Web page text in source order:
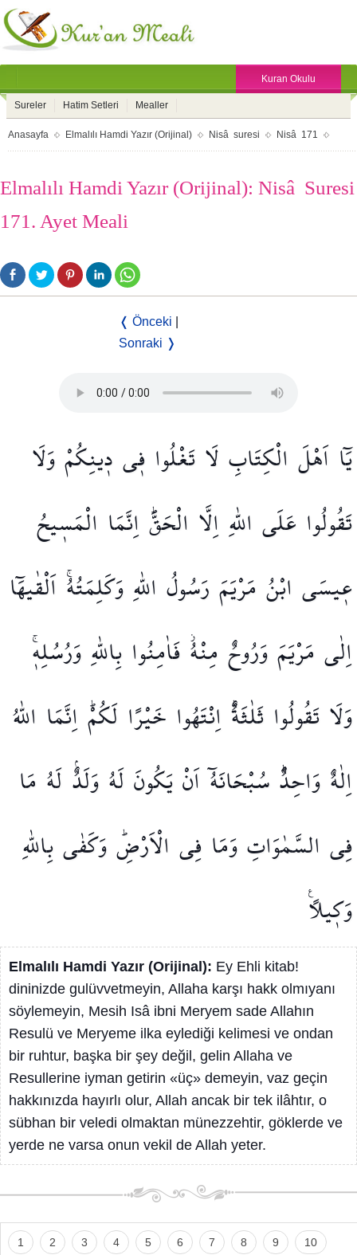
Kuran Okulu
Sureler Hatim Setleri Mealler
Anasayfa Elmalılı Hamdi Yazır (Orijinal) Nisâ suresi Nisâ 171
Elmalılı Hamdi Yazır (Orijinal): Nisâ Suresi
171. Ayet Meali
❬ Önceki
Sonraki ❭
يَٓا اَهْلَ الْكِتَابِ لَا تَغْلُوا ف۪ي د۪ينِكُمْوَلَا
تَقُولُوا عَلَى اللّٰهِاِلَّا الْحَقَّۜاِنَّمَا الْمَس۪يحُ
ع۪يسَى ابْنُ مَرْيَمَ رَسُولُ اللّٰهِوَكَلِمَتُهُۚ اَلْقٰيهَٓا
اِلٰى مَرْيَمَوَرُوحٌ مِنْهُۘ فَاٰمِنُوا بِاللّٰهِوَرُسُلِه۪ۚ
وَلَا تَقُولُوا ثَلٰثَةٌۜاِنْتَهُوا خَيْرًا لَكُمْۜاِنَّمَا اللّٰهُ
اِلٰهٌ وَاحِدٌۜ سُبْحَانَهُٓاَنْيَكُونَلَهُ وَلَدٌۢ لَهُ مَا
فِي السَّمٰوَاتِوَمَا فِي الْاَرْضِۜوَكَفٰىبِاللّٰهِ
وَك۪يلًا۟
Elmalılı Hamdi Yazır (Orijinal): Ey Ehli kitab!
dininizde gulüvvetmeyin, Allaha karşı hakk olmıyanı
söylemeyin, Mesih Isâ ibni Meryem sade Allahın
Resulü ve Meryeme ilka eylediği kelimesi ve ondan
bir ruhtur, başka bir şey değil, gelin Allaha ve
Resullerine iyman getirin «üç» demeyin, vaz geçin
hakkınızda hayırlı olur, Allah ancak bir tek ilâhtır, o
sübhan bir veledi olmaktan münezzehtir, göklerde ve
yerde ne varsa onun vekil de Allah yeter.
1 2 3 4 5 6 7 8 9 10